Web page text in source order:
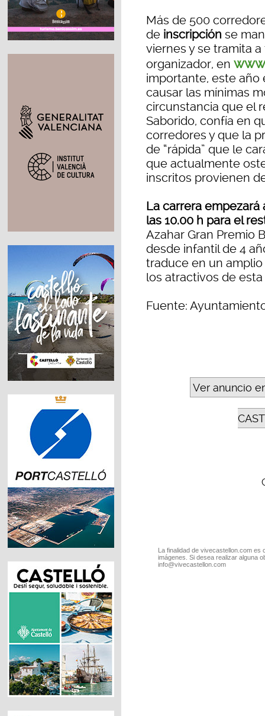
Más de 500
de inscripción se
viernes y se tramita
organizador, en
importante, este año
causar las mínimas
circunstancia que el
Saborido, confía en
corredores y que la
de “rápida” que le
que actualmente
inscritos provienen
La carrera empezará
las 10.00 h para el
Azahar Gran Premio
desde infantil de 4
traduce en un
los atractivos de
Fuente:
Ver anuncio
La finalidad de vivecastellon.com
imágenes. Si desea realizar alguna
info@vivecastellon.com